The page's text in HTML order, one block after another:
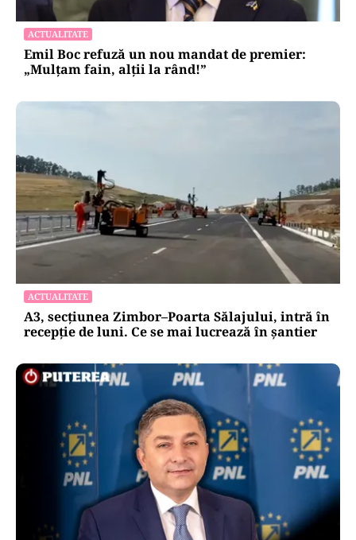
ACTUALITATE
Emil Boc refuză un nou mandat de premier:
„Mulțam fain, alții la rând!”
ACTUALITATE
A3, secțiunea Zimbor–Poarta Sălajului, intră în
recepție de luni. Ce se mai lucrează în șantier